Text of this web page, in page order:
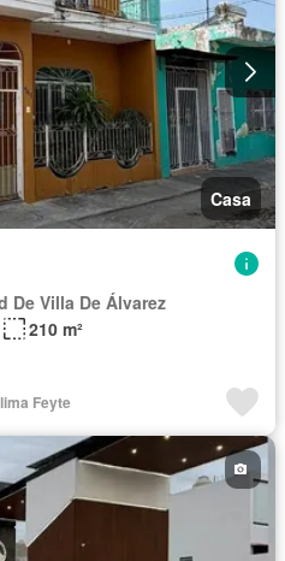
Casa
De Villa De Álvarez
210 m²
Feyte